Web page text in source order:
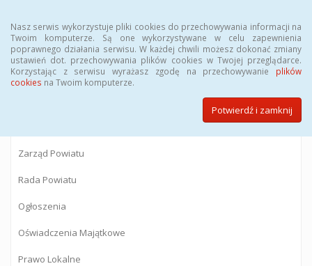
Nasz serwis wykorzystuje pliki cookies do przechowywania informacji na
Twoim komputerze. Są one wykorzystywane w celu zapewnienia
poprawnego działania serwisu. W każdej chwili możesz dokonać zmiany
ustawień dot. przechowywania plików cookies w Twojej przeglądarce.
Korzystając z serwisu wyrażasz zgodę na przechowywanie plików
cookies na Twoim komputerze.
Potwierdź i zamknij
BIULETYN INFORMACJI PUBLICZNEJ
Starostwa Powiatowego w Gostyninie
Zarząd Powiatu
Rada Powiatu
Ogłoszenia
Oświadczenia Majątkowe
Prawo Lokalne